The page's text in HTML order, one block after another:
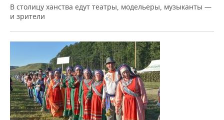
В столицу ханства едут театры, модельеры, музыканты —
и зрители